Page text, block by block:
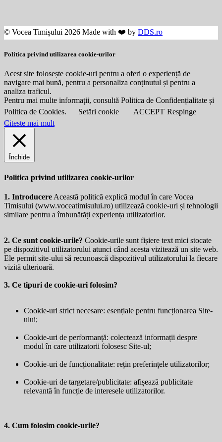
© Vocea Timișului 2026 Made with ❤️ by DDS.ro
Politica privind utilizarea cookie-urilor
Acest site folosește cookie-uri pentru a oferi o experiență de
navigare mai bună, pentru a personaliza conținutul și pentru a
analiza traficul.
Pentru mai multe informații, consultă Politica de Confidențialitate și
Politica de Cookies.
Setări cookie ACCEPT Respinge
Citeste mai mult
Închide
Politica privind utilizarea cookie-urilor
1. Introducere Această politică explică modul în care Vocea
Timișului (www.voceatimisului.ro) utilizează cookie-uri și tehnologii
similare pentru a îmbunătăți experiența utilizatorilor.
2. Ce sunt cookie-urile? Cookie-urile sunt fișiere text mici stocate
pe dispozitivul utilizatorului atunci când acesta vizitează un site web.
Ele permit site-ului să recunoască dispozitivul utilizatorului la fiecare
vizită ulterioară.
3. Ce tipuri de cookie-uri folosim?
Cookie-uri strict necesare: esențiale pentru funcționarea Site-
ului;
Cookie-uri de performanță: colectează informații despre
modul în care utilizatorii folosesc Site-ul;
Cookie-uri de funcționalitate: rețin preferințele utilizatorilor;
Cookie-uri de targetare/publicitate: afișează publicitate
relevantă în funcție de interesele utilizatorilor.
4. Cum folosim cookie-urile?